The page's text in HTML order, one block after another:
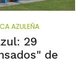
AZULEÑA
29
de